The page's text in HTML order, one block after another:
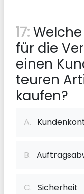
17:
für die
einen
teuren
kaufen?
A.
B.
C. Sicherheit